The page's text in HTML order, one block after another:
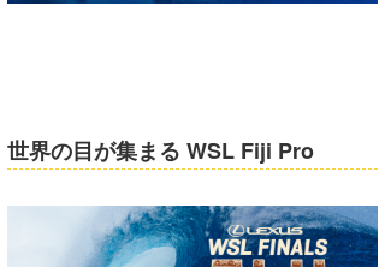
世界の目が集まる WSL Fiji Pro
Soulman